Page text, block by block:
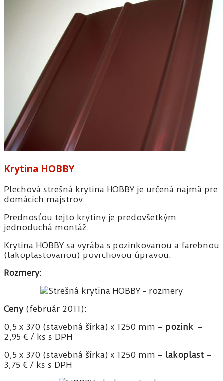
Krytina HOBBY
Plechová strešná krytina HOBBY je určená najmä pre
domácich majstrov.
Prednosťou tejto krytiny je predovšetkým
jednoduchá montáž.
Krytina HOBBY sa vyrába s pozinkovanou a farebnou
(lakoplastovanou) povrchovou úpravou.
Rozmery:
Ceny(február 2011):
0,5 x 370 (stavebná šírka) x 1250 mm – pozink –
2,95 € / ks s DPH
0,5 x 370 (stavebná šírka) x 1250 mm – lakoplast –
3,75 € / ks s DPH